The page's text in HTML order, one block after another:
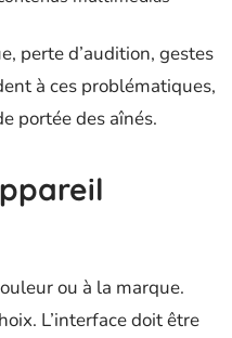
perte d’audition, gestes
à ces problématiques,
portée des aînés.
ou à la marque.
L’interface doit être